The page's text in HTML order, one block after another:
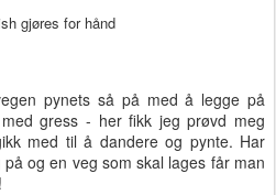
gjøres for hånd
pynets så på med å legge på
gress - her fikk jeg prøvd meg
med til å dandere og pynte. Har
og en veg som skal lages får man